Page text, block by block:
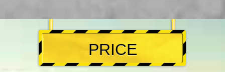
PRICE